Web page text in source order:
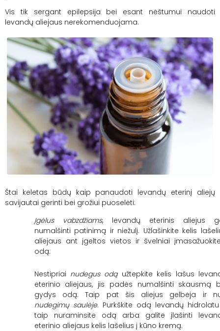
Vis tik sergant epilepsija bei esant nėštumui naudoti
levandų aliejaus nerekomenduojama.
Štai keletas būdų kaip panaudoti levandų eterinį aliejų
savijautai gerinti bei grožiui puoselėti:
Įgėlus vabzdžiams, levandų eterinis aliejus
numalšinti patinimą ir niežulį. Užlašinkite kelis
aliejaus ant įgeltos vietos ir švelniai
odą.
Nestipriai nudegus odą užtepkite kelis lašus
eterinio aliejaus, jis padės numalšinti skausmą
gydys odą. Taip pat šis aliejus gelbėja ir
nudegimų saulėje. Purkškite odą levandų hidrolatu
taip nuraminsite odą arba galite įlašinti
eterinio aliejaus kelis lašelius į kūno kremą.